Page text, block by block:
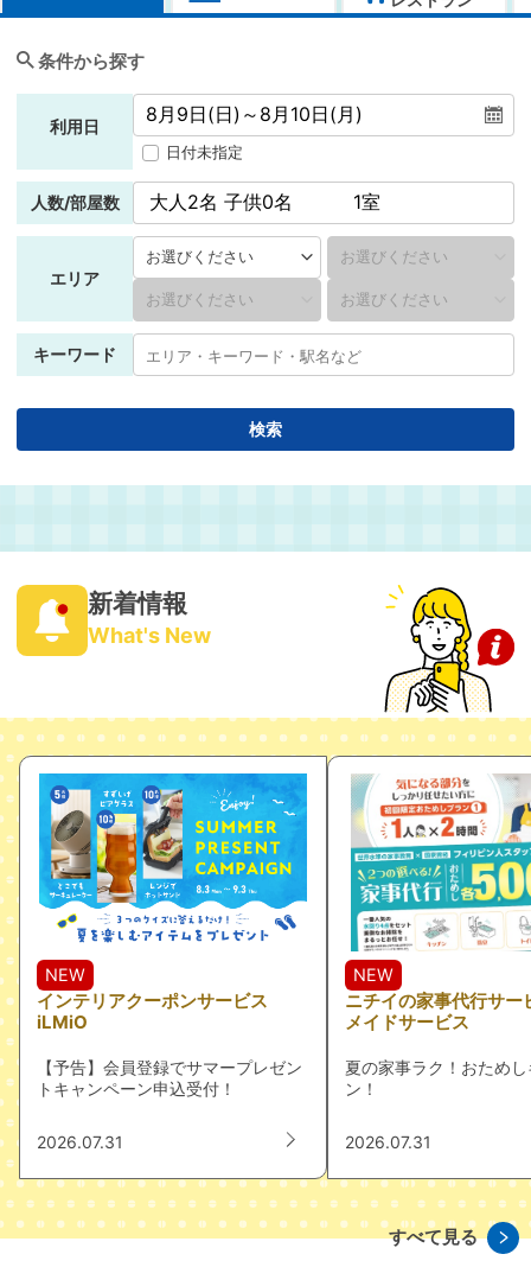
ポイ活 レンタカー フィットネス ゴルフ
条件から探す
利用日
日付未指定
人数/部屋数
エリア
キーワード
検索
新着情報
What's New
NEW
インテリアクーポンサービス
iLMiO
【予告】会員登録でサマープレゼン
トキャンペーン申込受付！
2026.07.31
NEW
ニチイの家事代行サー
メイドサービス
夏の家事ラク！おため
ン！
2026.07.31
すべて見る